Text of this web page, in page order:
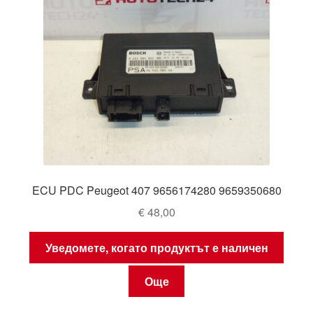
ECU PDC Peugeot 407 9656174280 9659350680
€48,00
Уведомете, когато продуктът е наличен
Още